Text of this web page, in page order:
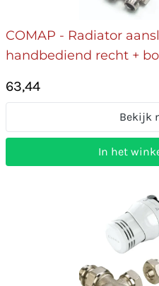
COMAP - Radiator
handbediend recht +
63,44
Bekijk
In het